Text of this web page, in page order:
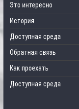
Это интересно
История
Доступная среда
Обратная связь
Как проехать
Доступная среда